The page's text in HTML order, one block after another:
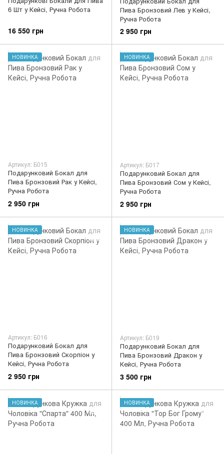
6 Шт у Кейсі, Ручна Робота
16 550 грн
Пива Бронзовий Лев у Кейсі,
Ручна Робота
2 950 грн
НОВИНКА
Артикул: Б015
Подарунковий Бокал для
Пива Бронзовий Рак у Кейсі,
Ручна Робота
2 950 грн
НОВИНКА
Артикул: Б017
Подарунковий Бокал для
Пива Бронзовий Сом у Кейсі,
Ручна Робота
2 950 грн
НОВИНКА
Артикул: Б016
Подарунковий Бокал для
Пива Бронзовий Скорпіон у
Кейсі, Ручна Робота
2 950 грн
НОВИНКА
Артикул: Б019
Подарунковий Бокал для
Пива Бронзовий Дракон у
Кейсі, Ручна Робота
3 500 грн
НОВИНКА НОВИНКА